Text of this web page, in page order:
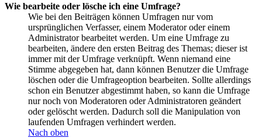
Wie bearbeite oder lösche ich eine Umfrage?
Wie bei den Beiträgen können Umfragen nur vom
ursprünglichen Verfasser, einem Moderator oder einem
Administrator bearbeitet werden. Um eine Umfrage zu
bearbeiten, ändere den ersten Beitrag des Themas; dieser ist
immer mit der Umfrage verknüpft. Wenn niemand eine
Stimme abgegeben hat, dann können Benutzer die Umfrage
löschen oder die Umfrageoption bearbeiten. Sollte allerdings
schon ein Benutzer abgestimmt haben, so kann die Umfrage
nur noch von Moderatoren oder Administratoren geändert
oder gelöscht werden. Dadurch soll die Manipulation von
laufenden Umfragen verhindert werden.
Nach oben